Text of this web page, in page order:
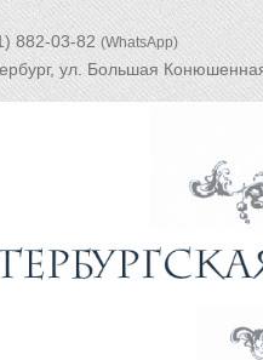
882-03-82(WhatsApp)
ул. Большая